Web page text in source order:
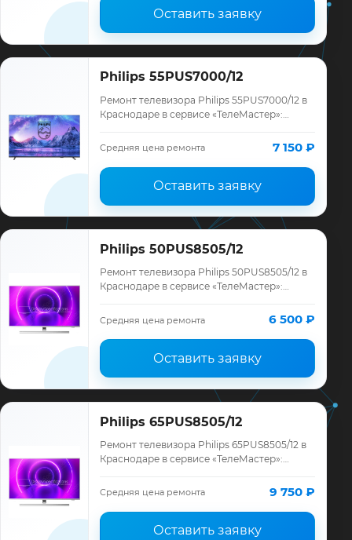
Оставить заявку
Philips 55PUS7000/12
Ремонт телевизора Philips 55PUS7000/12 в
Краснодаре в сервисе «ТелеМастер»:
ремонта, запчасти и гарантия до 12
Средняя цена ремонта 7 150 ₽
Оставить заявку
Philips 50PUS8505/12
Ремонт телевизора Philips 50PUS8505/12 в
Краснодаре в сервисе «ТелеМастер»:
ремонта, запчасти и гарантия до 12
месяце…
Средняя цена ремонта 6 500 ₽
Оставить заявку
Philips 65PUS8505/12
Ремонт телевизора Philips 65PUS8505/12 в
Краснодаре в сервисе «ТелеМастер»:
ремонта, запчасти и гарантия до 12
Средняя цена ремонта 9 750 ₽
Оставить заявку